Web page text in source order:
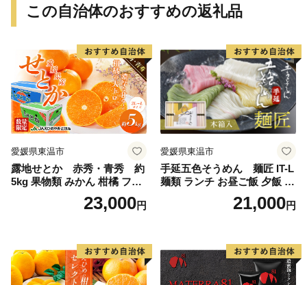
この自治体のおすすめの返礼品
愛媛県東温市
露地せとか 赤秀・青秀 約
5kg 果物類 みかん 柑橘 フル
ーツ 食後 デザート ジューシ
ー 甘い コク 香り 国産 愛媛
23,000円
愛媛県東温市
手延五色そうめん 麺匠 IT-L
麺類 ランチ お昼ご飯 夕飯 晩
御飯 手延べそうめん そうめ
ん詰合せ 華やか 贈り物
21,000円